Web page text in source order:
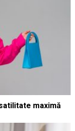
maximă